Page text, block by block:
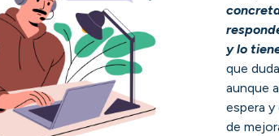
y lo
que
aunque
espera
de